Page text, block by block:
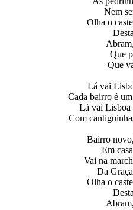
Nem
Olha o
Que
Que
Lá vai
Cada bairro é
Lá vai Lisboa
Com
Bairro
Em
Vai na
Da
Olha o